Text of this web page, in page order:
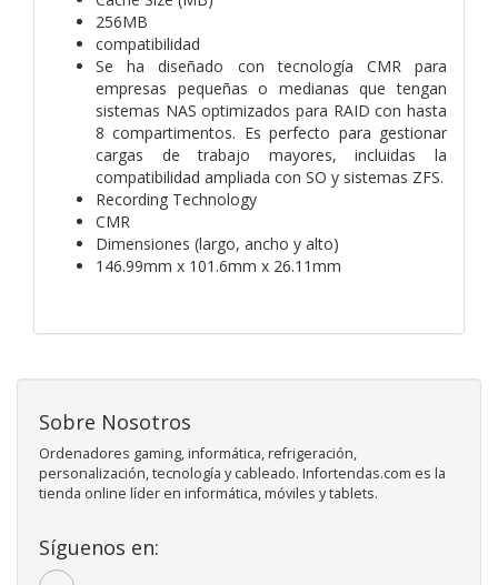
256MB
compatibilidad
Se ha diseñado con tecnología CMR para
empresas pequeñas o medianas que tengan
sistemas NAS optimizados para RAID con hasta
8 compartimentos. Es perfecto para gestionar
cargas de trabajo mayores, incluidas la
compatibilidad ampliada con SO y sistemas ZFS.
Recording Technology
CMR
Dimensiones (largo, ancho y alto)
146.99mm x 101.6mm x 26.11mm
Sobre Nosotros
Ordenadores gaming, informática, refrigeración,
personalización, tecnología y cableado. Infortendas.com es la
tienda online líder en informática, móviles y tablets.
Síguenos en: